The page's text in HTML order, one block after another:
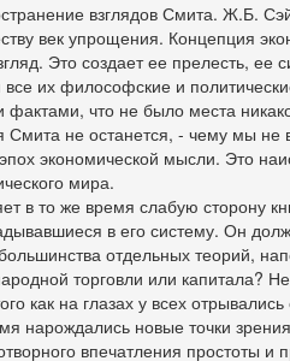
взглядов Смита. Ж.Б.
век упрощения. Концепция
Это создает ее прелесть, ее
все их философские и
что не было места
Смита не останется, - чему мы
экономической мысли. Это
мира.
в то же время слабую сторону
в его систему. Он
отдельных теорий,
торговли или капитала?
как на глазах у всех
нарождались новые точки
впечатления простоты